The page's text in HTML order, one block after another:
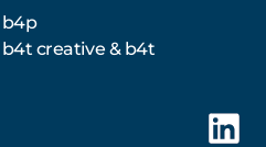
creative & b4t